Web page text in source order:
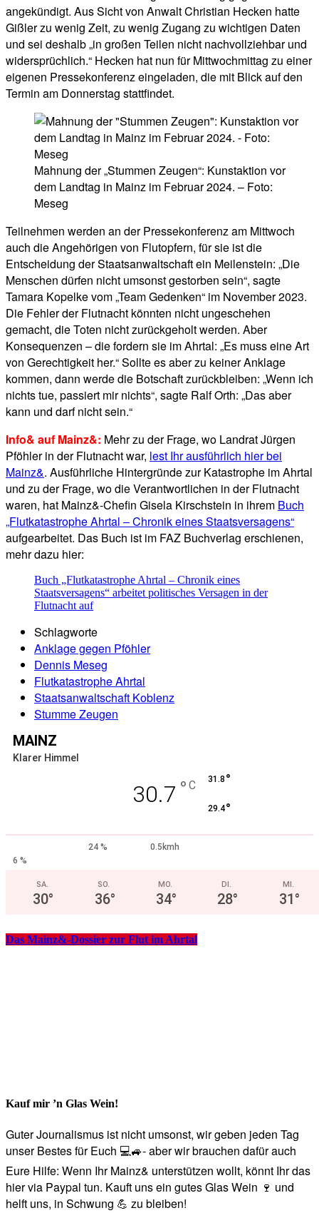
angekündigt. Aus Sicht von Anwalt Christian Hecken hatte
Gißler zu wenig Zeit, zu wenig Zugang zu wichtigen Daten
und sei deshalb „in großen Teilen nicht nachvollziehbar und
widersprüchlich.“ Hecken hat nun für Mittwochmittag zu einer
eigenen Pressekonferenz eingeladen, die mit Blick auf den
Termin am Donnerstag stattfindet.
Mahnung der „Stummen Zeugen“: Kunstaktion vor
dem Landtag in Mainz im Februar 2024. – Foto:
Meseg
Teilnehmen werden an der Pressekonferenz am Mittwoch
auch die Angehörigen von Flutopfern, für sie ist die
Entscheidung der Staatsanwaltschaft ein Meilenstein: „Die
Menschen dürfen nicht umsonst gestorben sein“, sagte
Tamara Kopelke vom „Team Gedenken“ im November 2023.
Die Fehler der Flutnacht könnten nicht ungeschehen
gemacht, die Toten nicht zurückgeholt werden. Aber
Konsequenzen – die fordern sie im Ahrtal: „Es muss eine Art
von Gerechtigkeit her.“ Sollte es aber zu keiner Anklage
kommen, dann werde die Botschaft zurückbleiben: „Wenn ich
nichts tue, passiert mir nichts“, sagte Ralf Orth: „Das aber
kann und darf nicht sein.“
Info& auf Mainz&: Mehr zu der Frage, wo Landrat Jürgen
Pföhler in der Flutnacht war, lest Ihr ausführlich hier bei
Mainz&. Ausführliche Hintergründe zur Katastrophe im Ahrtal
und zu der Frage, wo die Verantwortlichen in der Flutnacht
waren, hat Mainz&-Chefin Gisela Kirschstein in ihrem Buch
„Flutkatastrophe Ahrtal – Chronik eines Staatsversagens“
aufgearbeitet. Das Buch ist im FAZ Buchverlag erschienen,
mehr dazu hier:
Buch „Flutkatastrophe Ahrtal – Chronik eines
Staatsversagens“ arbeitet politisches Versagen in der
Flutnacht auf
Schlagworte
Anklage gegen Pföhler
Dennis Meseg
Flutkatastrophe Ahrtal
Staatsanwaltschaft Koblenz
Stumme Zeugen
MAINZ
Klarer Himmel
30.7 ° C 31.8 °
29.4°
24 %
0.5kmh
6 %
SA.
30°
SO.
36°
MO.
34°
DI.
28°
MI.
31°
Das Mainz&-Dossier zur Flut im Ahrtal
Kauf mir ’n Glas Wein!
Guter Journalismus ist nicht umsonst, wir geben jeden Tag
unser Bestes für Euch 💻🚙- aber wir brauchen dafür auch
Eure Hilfe: Wenn Ihr Mainz& unterstützen wollt, könnt Ihr das
hier via Paypal tun. Kauft uns ein gutes Glas Wein 🍷 und
helft uns, in Schwung 💪 zu bleiben!